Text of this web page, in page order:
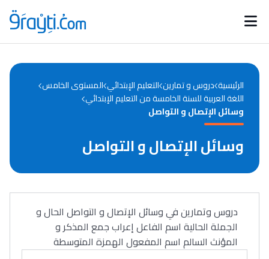
Catégories
d'actualités
Annonces bourses
الرئيسية دروس و تمارين التعليم الإبتدائي المستوى الخامس
اللغة العربية للسنة الخامسة من التعليم الإبتدائي
وسائل الإتصال و التواصل
وسائل الإتصال و التواصل
دروس وتمارين في وسائل الإتصال و التواصل الحال و
الجملة الحالية اسم الفاعل إعراب جمع المذكر و
المؤنث السالم اسم المفعول الهمزة المتوسطة